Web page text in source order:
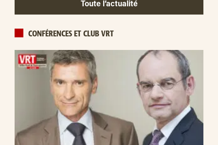
Toute l’actualité
CONFÉRENCES ET CLUB VRT